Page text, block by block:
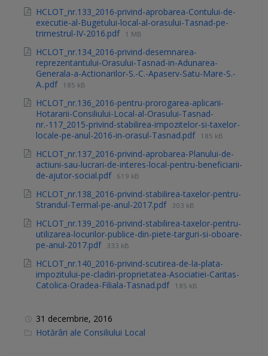
HCLOT_nr.133_2016-privind-aprobarea-Contului-de-
executie-al-Bugetului-local-al-orasului-Tasnad-pe-
trimestrul-IV-2016.pdf 1 MB
HCLOT_nr.134_2016-privind-desemnarea-
reprezentantului-Orasului-Tasnad-in-Adunarea-
Generala-a-Actionarilor-S.-C.-Apaserv-Satu-Mare-S.-
A..pdf 185 kB
HCLOT_nr.136_2016-pentru-prorogarea-aplicarii-
Hotararii-Consiliului-Local-al-Orasului-Tasnad-
nr.-117_2015-privind-stabilirea-impozitelor-si-taxelor-
locale-pe-anul-2016-in-orasul-Tasnad.pdf 185 kB
HCLOT_nr.137_2016-privind-aprobarea-Planului-de-
actiuni-sau-lucrari-de-interes-local-pentru-beneficiarii-
de-ajutor-social.pdf 619 kB
HCLOT_nr.138_2016-privind-stabilirea-taxelor-pentru-
Strandul-Termal-pe-anul-2017.pdf 303 kB
HCLOT_nr.139_2016-privind-stabilirea-taxelor-pentru-
utilizarea-locurilor-publice-din-piete-targuri-si-oboare-
pe-anul-2017.pdf 333 kB
HCLOT_nr.140_2016-privind-scutirea-de-la-plata-
impozitului-pe-cladiri-proprietatea-Asociatiei-Caritas-
Catolica-Oradea-Filiala-Tasnad.pdf 185 kB
31 decembrie, 2016
C
Hotărâri ale Consiliului Local